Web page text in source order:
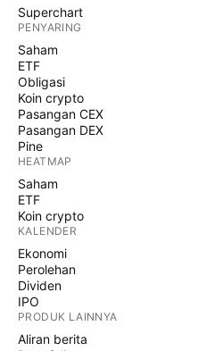
Superchart
PENYARING
Saham
ETF
Obligasi
Koin crypto
Pasangan CEX
Pasangan DEX
Pine
HEATMAP
Saham
ETF
Koin crypto
KALENDER
Ekonomi
Perolehan
Dividen
IPO
PRODUK LAINNYA
Aliran berita